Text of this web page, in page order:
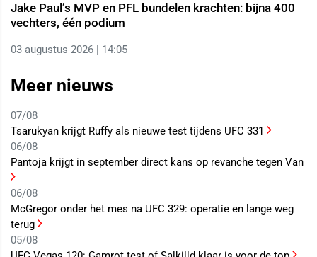
Jake Paul’s MVP en PFL bundelen krachten: bijna 400
vechters, één podium
03 augustus 2026 | 14:05
Meer nieuws
07/08
Tsarukyan krijgt Ruffy als nieuwe test tijdens UFC 331
06/08
Pantoja krijgt in september direct kans op revanche tegen Van
06/08
McGregor onder het mes na UFC 329: operatie en lange weg
terug
05/08